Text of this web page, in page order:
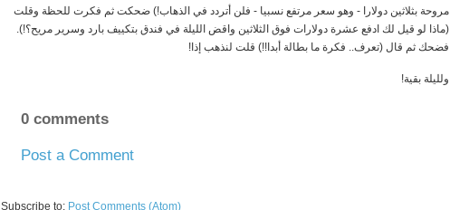
مروحة بثلاثين دولارا - وهو سعر مرتفع نسبيا - فلن أتردد في الذهاب!) ضحكت ثم فكرت للحظة وقلت
(ماذا لو قيل لك ادفع عشرة دولارات فوق الثلاثين واقض الليلة في فندق بتكييف بارد وسرير مريح؟!).
فضحك ثم قال (تعرف.. فكرة ما بطالة أبدا!!) قلت لنذهب إذا!
ولليلة بقية!
0 comments
Post a Comment
Subscribe to: Post Comments (Atom)